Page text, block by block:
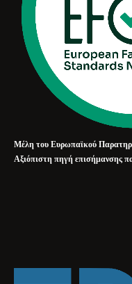
Μέλη του Ευρωπαϊκού
Αξιόπιστη πηγή επισήμανσης